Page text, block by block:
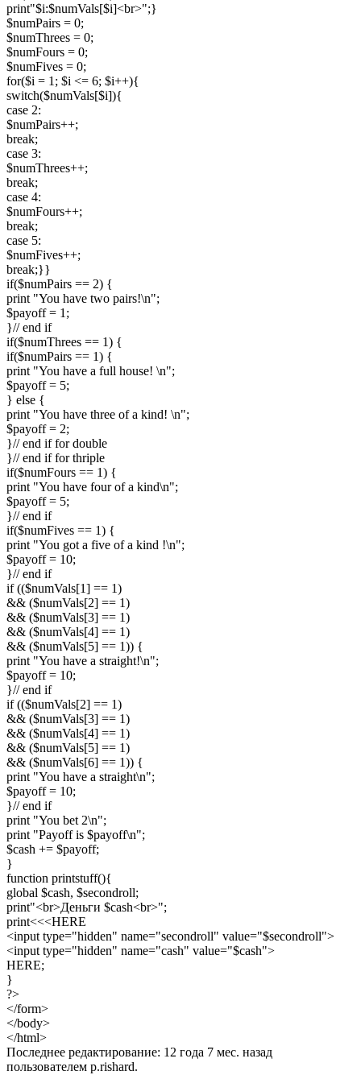
print"$i:$numVals[$i]<br>";}
$numPairs = 0;
$numThrees = 0;
$numFours = 0;
$numFives = 0;
for($i = 1; $i <= 6; $i++){
switch($numVals[$i]){
case 2:
$numPairs++;
break;
case 3:
$numThrees++;
break;
case 4:
$numFours++;
break;
case 5:
$numFives++;
break;}}
if($numPairs == 2) {
print "You have two pairs!\n";
$payoff = 1;
}// end if
if($numThrees == 1) {
if($numPairs == 1) {
print "You have a full house! \n";
$payoff = 5;
} else {
print "You have three of a kind! \n";
$payoff = 2;
}// end if for double
}// end if for thriple
if($numFours == 1) {
print "You have four of a kind\n";
$payoff = 5;
}// end if
if($numFives == 1) {
print "You got a five of a kind !\n";
$payoff = 10;
}// end if
if (($numVals[1] == 1)
&& ($numVals[2] == 1)
&& ($numVals[3] == 1)
&& ($numVals[4] == 1)
&& ($numVals[5] == 1)) {
print "You have a straight!\n";
$payoff = 10;
}// end if
if (($numVals[2] == 1)
&& ($numVals[3] == 1)
&& ($numVals[4] == 1)
&& ($numVals[5] == 1)
&& ($numVals[6] == 1)) {
print "You have a straight\n";
$payoff = 10;
}// end if
print "You bet 2\n";
print "Payoff is $payoff\n";
$cash += $payoff;
}
function printstuff(){
global $cash, $secondroll;
print"<br>Деньги $cash<br>";
print<<<HERE
<input type="hidden" name="secondroll" value="$secondroll">
<input type="hidden" name="cash" value="$cash">
HERE;
}
?>
</form>
</body>
</html>
Последнее редактирование: 12 года 7 мес. назад
пользователем p.rishard.